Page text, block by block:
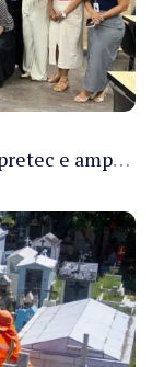
Manaus forma 345ª turma do Empretec e amplia qualificação de empreendedores na cidade